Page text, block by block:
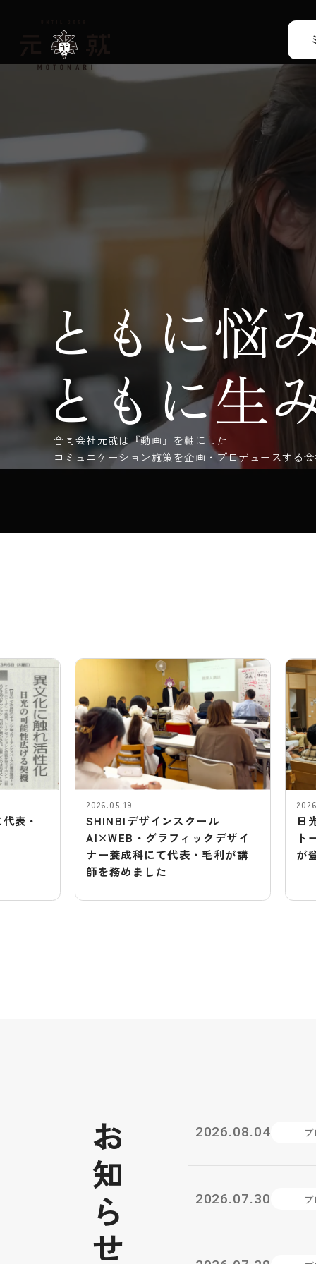
ともに悩
ともに生
合同会社元就は『動画』を軸にした
コミュニケーション施策を企画・プロデュースする会
SHINBIデザインスクール
AI×WEB・グラフィックデザイ
ナー養成科にて代表・毛利が講
師を務めました
日光市商工
トークイベ
が登壇しまし
お知らせ 2026.08.04
2026.07.30